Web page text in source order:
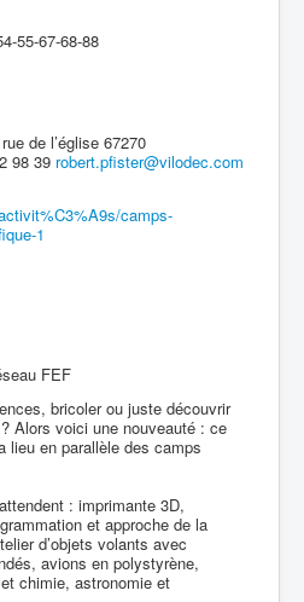
55-67-68-88
de l’église 67270
98 39 robert.pfister@vilodec.com
camps-
1
FEF
bricoler ou juste découvrir
Alors voici une nouveauté : ce
lieu en parallèle des camps
: imprimante 3D,
et approche de la
d’objets volants avec
avions en polystyrène,
chimie, astronomie et